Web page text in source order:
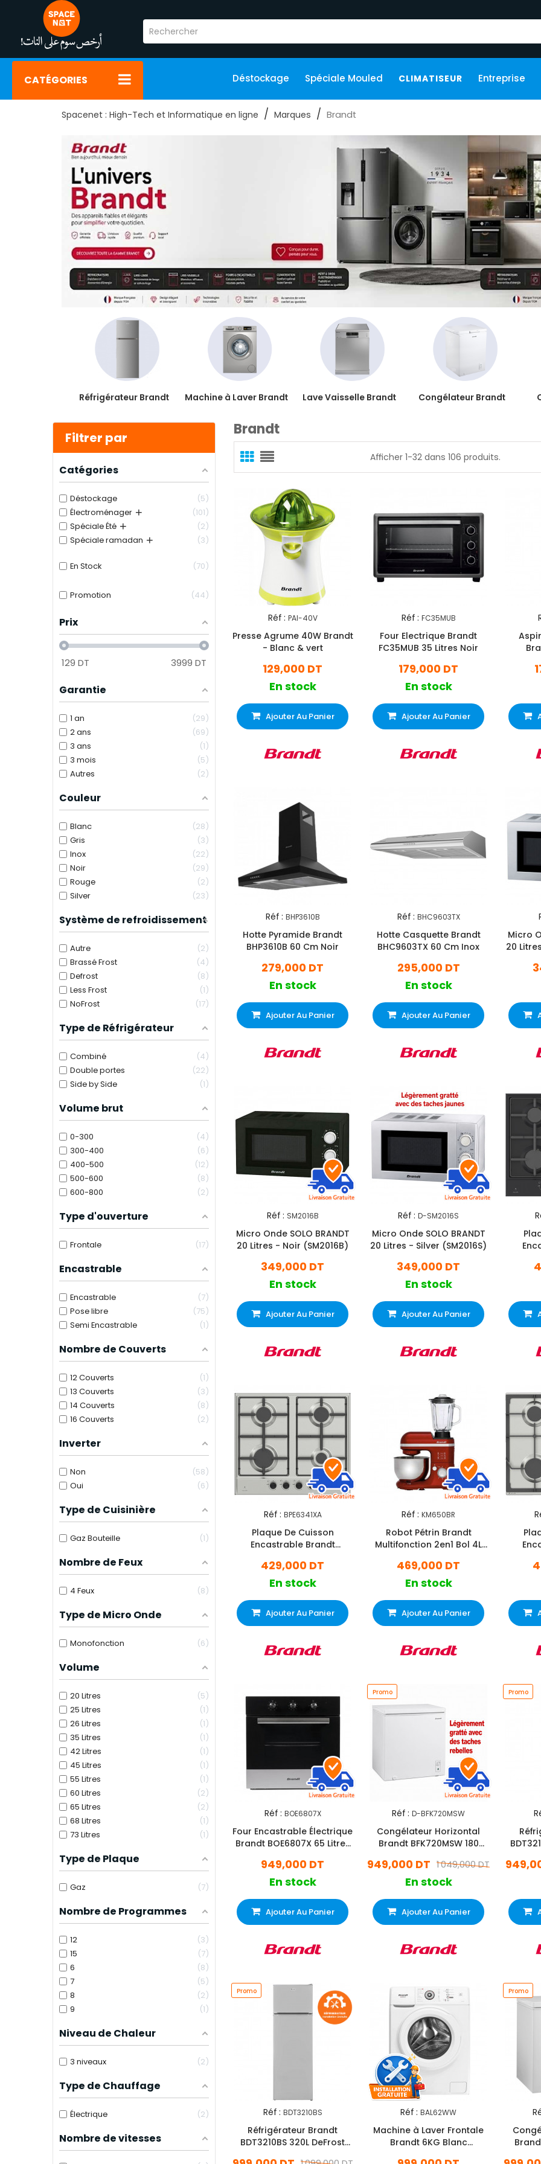
CATÉGORIES Déstockage Spéciale Mouled CLIMATISEUR Entreprise
Spacenet : High-Tech et Informatique en ligne Marques Brandt
Réfrigérateur Brandt Machine à Laver Brandt Lave Vaisselle Brandt Congélateur Brandt
Filtrer par
Catégories
Déstockage
5
Électroménager +
101
Spéciale Été +
2
Spéciale ramadan + 3
En Stock 70
Promotion 44
Prix
129 DT 3999 DT
Garantie
1 an
29
2 ans
69
3 ans
1
3 mois
5
Autres
2
Couleur
Blanc
28
Gris
3
Inox
22
Noir
29
Rouge
2
Silver
23
Système de refroidissement
Autre
2
Brassé Frost
4
Defrost
8
Less Frost
1
NoFrost
17
Type de Réfrigérateur
Combiné
4
Double portes
22
Side by Side
1
Volume brut
0-300
4
300-400
6
400-500
12
500-600
8
600-800
2
Type d'ouverture
Frontale 17
Encastrable
Encastrable
7
Pose libre
75
Semi Encastrable
1
Nombre de Couverts
12 Couverts
1
13 Couverts
3
14 Couverts
8
16 Couverts
2
Inverter
Non
58
Oui
6
Type de Cuisinière
Gaz Bouteille 1
Nombre de Feux
4 Feux 8
Type de Micro Onde
Monofonction 6
Volume
20 Litres
5
25 Litres
1
26 Litres
1
35 Litres
1
42 Litres
1
45 Litres
1
55 Litres
1
60 Litres
2
65 Litres
2
68 Litres
1
73 Litres
1
Type de Plaque
Gaz 7
Nombre de Programmes
12
3
15
7
6
8
7
5
8
2
9
1
Niveau de Chaleur
3 niveaux 2
Type de Chauffage
Électrique 2
Nombre de vitesses
Brandt
Afficher 1-32 dans 106 produits.
Réf : PAI-40V
Presse Agrume 40W Brandt
- Blanc & vert
129,000 DT
En stock
Ajouter Au Panier
Réf : FC35MUB
Four Electrique Brandt
FC35MUB 35 Litres Noir
179,000 DT
En stock
Ajouter Au Panier
Réf : BHP3610B
Hotte Pyramide Brandt
BHP3610B 60 Cm Noir
279,000 DT
En stock
Ajouter Au Panier
Réf : BHC9603TX
Hotte Casquette Brandt
BHC9603TX 60 Cm Inox
295,000 DT
En stock
Ajouter Au Panier
Micro
20
Réf : SM2016B
Micro Onde SOLO BRANDT
20 Litres - Noir (SM2016B)
349,000 DT
En stock
Ajouter Au Panier
Réf : D-SM2016S
Micro Onde SOLO BRANDT
20 Litres - Silver (SM2016S)
349,000 DT
En stock
Ajouter Au Panier
Réf : BPE6341XA
Plaque De Cuisson
Encastrable Brandt
Inox
429,000 DT
En stock
Ajouter Au Panier
Réf : KM650BR
Robot Pétrin Brandt
Multifonction 2en1 Bol 4L
469,000 DT
En stock
Ajouter Au Panier
Réf : BOE6807X
Four Encastrable Électrique
Brandt BOE6807X 65 Litres
949,000 DT
En stock
Ajouter Au Panier
Promo
Réf : D-BFK720MSW
Congélateur Horizontal
Brandt BFK720MSW 180
1 049,000 DT
949,000 DT
En stock
Ajouter Au Panier
Promo
Promo
Réf : BDT3210BS
Réfrigérateur Brandt
BDT3210BS 320L DeFrost
Réf : BAL62WW
Machine à Laver Frontale
Brandt 6KG Blanc
Promo